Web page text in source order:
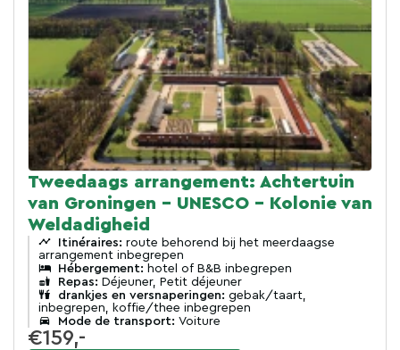
Tweedaags arrangement: Achtertuin
van Groningen - UNESCO - Kolonie van
Weldadigheid
Itinéraires: route behorend bij het meerdaagse
arrangement inbegrepen
Hébergement: hotel of B&B inbegrepen
Repas: Déjeuner, Petit déjeuner
drankjes en versnaperingen: gebak/taart,
inbegrepen, koffie/thee inbegrepen
Mode de transport: Voiture
€159,-